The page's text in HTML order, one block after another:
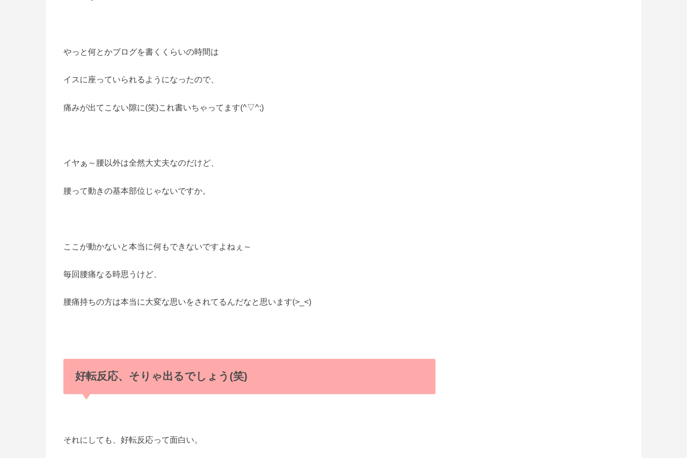
やっと何とかブログを書くくらいの時間は
イスに座っていられるようになったので、
痛みが出てこない隙に(笑)これ書いちゃってます(^▽^;)
イヤぁ～腰以外は全然大丈夫なのだけど、
腰って動きの基本部位じゃないですか。
ここが動かないと本当に何もできないですよねぇ～
毎回腰痛なる時思うけど、
腰痛持ちの方は本当に大変な思いをされてるんだなと思います(>_<)
好転反応、そりゃ出るでしょう(笑)
それにしても、好転反応って面白い。